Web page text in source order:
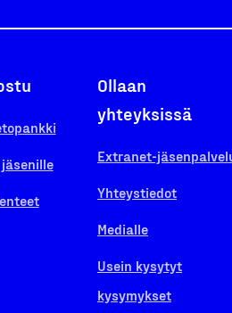
Ollaan
yhteyksissä
Extranet-
Yhteystiedot
Medialle
Usein kysytyt
kysymykset